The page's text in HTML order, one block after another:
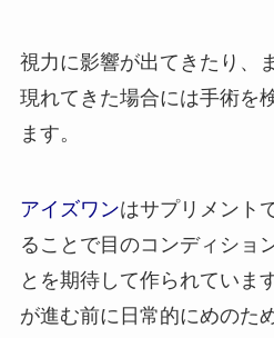
視力に影響が出てきたり、
現れてきた場合には手術を
ます。
アイズワンはサプリメント
ることで目のコンディショ
とを期待して作られていま
が進む前に日常的にめのた